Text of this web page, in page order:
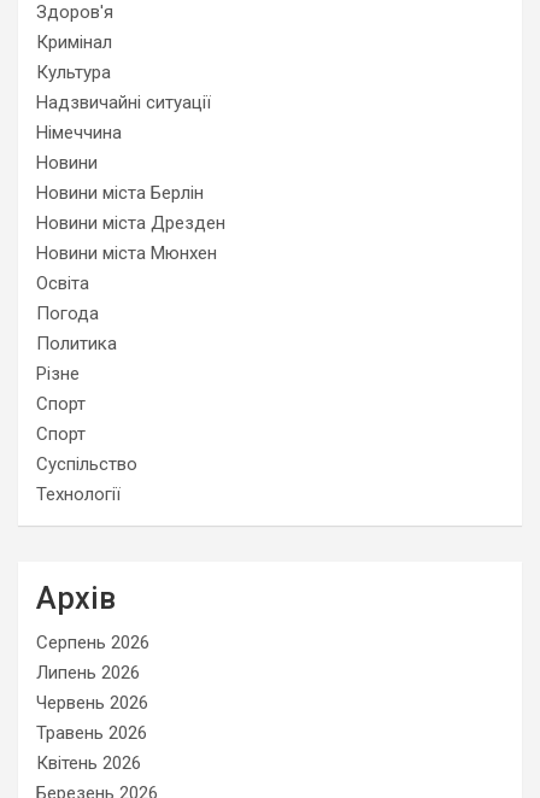
Здоров'я
Кримінал
Культура
Надзвичайні ситуації
Німеччина
Новини
Новини міста Берлін
Новини міста Дрезден
Новини міста Мюнхен
Освіта
Погода
Политика
Різне
Спорт
Спорт
Суспільство
Технології
Архів
Серпень 2026
Липень 2026
Червень 2026
Травень 2026
Квітень 2026
Березень 2026